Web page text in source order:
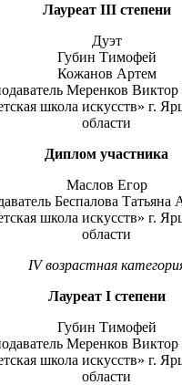
Лауреат IIIстепени
Дуэт
Губин Тимофей
Кожанов Артем
Меренков
школа искусств» г.
области
Диплом участника
Маслов Егор
Беспалова Татьяна
школа искусств» г.
области
IVвозрастная
Лауреат Iстепени
Губин Тимофей
Меренков
школа искусств» г.
области